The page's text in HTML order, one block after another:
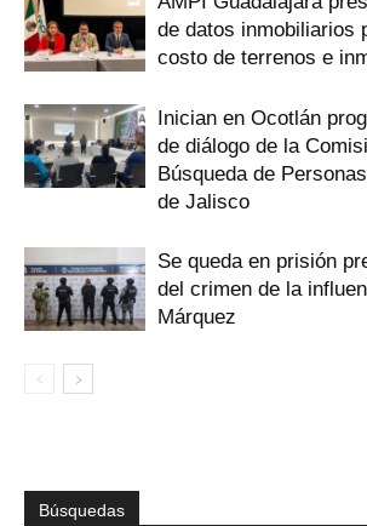
de datos inmobiliarios
costo de terrenos e
Inician en Ocotlán
de diálogo de la
Búsqueda de
de Jalisco
Se queda en prisión
del crimen de la
Márquez
Búsquedas